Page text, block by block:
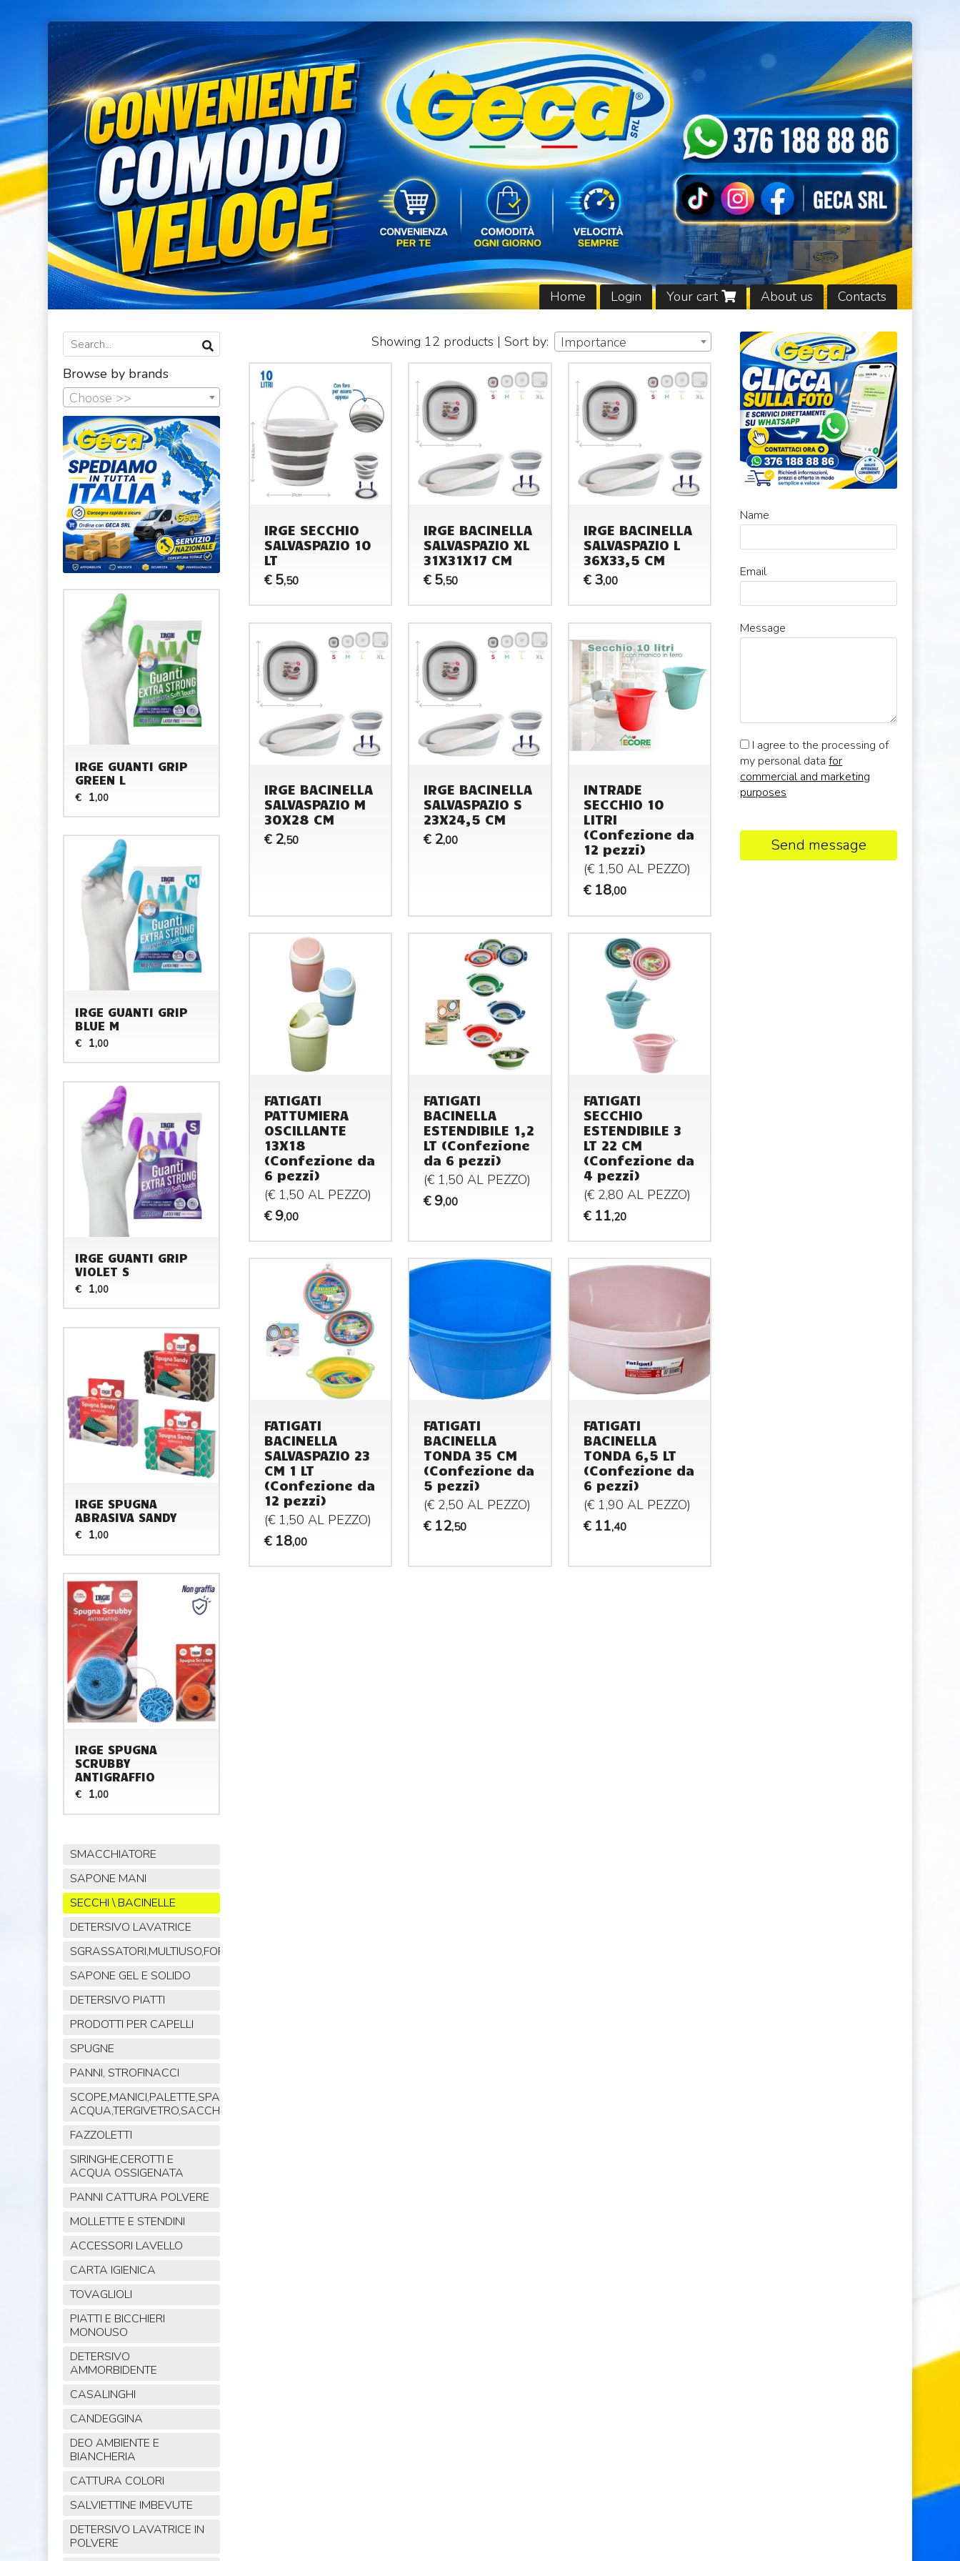
Home Login Your cart About us Contacts
Showing 12 products | Sort by: Importance
IRGE SECCHIO
SALVASPAZIO 10
LT
€ 5,50
IRGE BACINELLA
SALVASPAZIO XL
31X31X17 CM
€ 5,50
IRGE BACINELLA
SALVASPAZIO L
36X33,5 CM
€ 3,00
IRGE BACINELLA
SALVASPAZIO M
30X28 CM
€ 2,50
IRGE BACINELLA
SALVASPAZIO S
23X24,5 CM
€ 2,00
INTRADE
SECCHIO 10
LITRI
(Confezione da
12 pezzi)
(€ 1,50 AL PEZZO)
€ 18,00
FATIGATI
PATTUMIERA
OSCILLANTE
13X18
(Confezione da
6 pezzi)
(€ 1,50 AL PEZZO)
€ 9,00
FATIGATI
BACINELLA
ESTENDIBILE 1,2
LT (Confezione
da 6 pezzi)
(€ 1,50 AL PEZZO)
€ 9,00
FATIGATI
SECCHIO
ESTENDIBILE 3
LT 22 CM
(Confezione da
4 pezzi)
(€ 2,80 AL PEZZO)
€ 11,20
FATIGATI
BACINELLA
SALVASPAZIO 23
CM 1 LT
(Confezione da
12 pezzi)
(€ 1,50 AL PEZZO)
€ 18,00
FATIGATI
BACINELLA
TONDA 35 CM
(Confezione da
5 pezzi)
(€ 2,50 AL PEZZO)
€ 12,50
FATIGATI
BACINELLA
TONDA 6,5 LT
(Confezione da
6 pezzi)
(€ 1,90 AL PEZZO)
€ 11,40
Browse by brands
Choose >>
IRGE GUANTI GRIP
GREEN L
€ 1,00
IRGE GUANTI GRIP
BLUE M
€ 1,00
IRGE GUANTI GRIP
VIOLET S
€ 1,00
IRGE SPUGNA
ABRASIVA SANDY
€ 1,00
IRGE SPUGNA
SCRUBBY
ANTIGRAFFIO
€ 1,00
SMACCHIATORE
SAPONE MANI
SECCHI \ BACINELLE
DETERSIVO LAVATRICE
SGRASSATORI,MULTIUSO,FORNO,POLVERE,VETRI,AMMONIACA
SAPONE GEL E SOLIDO
DETERSIVO PIATTI
PRODOTTI PER CAPELLI
SPUGNE
PANNI, STROFINACCI
SCOPE,MANICI,PALETTE,SPAZZOLE,TIRA
ACQUA,TERGIVETRO,SACCHI,MOP
FAZZOLETTI
SIRINGHE,CEROTTI E
ACQUA OSSIGENATA
PANNI CATTURA POLVERE
MOLLETTE E STENDINI
ACCESSORI LAVELLO
CARTA IGIENICA
TOVAGLIOLI
PIATTI E BICCHIERI
MONOUSO
DETERSIVO
AMMORBIDENTE
CASALINGHI
CANDEGGINA
DEO AMBIENTE E
BIANCHERIA
CATTURA COLORI
SALVIETTINE IMBEVUTE
DETERSIVO LAVATRICE IN
POLVERE
Name
Email
Message
I agree to the processing of
my personal datafor
commercial and marketing
purposes
Send message